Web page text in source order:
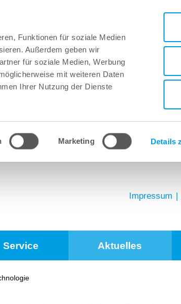
Funktionen für soziale Medien
Außerdem geben wir
für soziale Medien, Werbung
mit weiteren Daten
Ihrer Nutzung der Dienste
Marketing Details
Impressum
Service Aktuelles